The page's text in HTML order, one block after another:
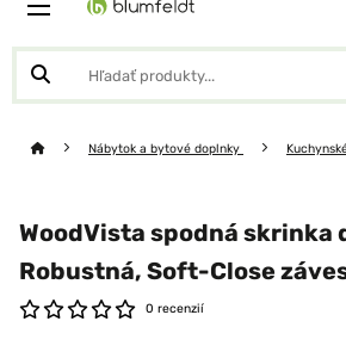
Nábytok a bytové doplnky
WoodVista spodná skrinka
Robustná, Soft-Close
0 recenzií